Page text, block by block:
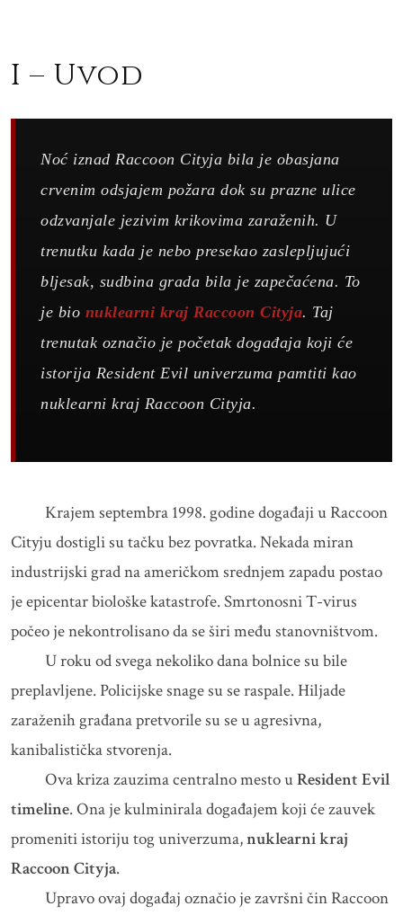
I – Uvod
Noć iznad Raccoon Cityja bila je obasjana
crvenim odsjajem požara dok su prazne ulice
odzvanjale jezivim krikovima zaraženih. U
trenutku kada je nebo presekao zaslepljujući
bljesak, sudbina grada bila je zapečaćena. To
je bio nuklearni kraj Raccoon Cityja. Taj
trenutak označio je početak događaja koji će
istorija Resident Evil univerzuma pamtiti kao
nuklearni kraj Raccoon Cityja.
Krajem septembra 1998. godine događaji u Raccoon
Cityju dostigli su tačku bez povratka. Nekada miran
industrijski grad na američkom srednjem zapadu postao
je epicentar biološke katastrofe. Smrtonosni T-virus
počeo je nekontrolisano da se širi među stanovništvom.
U roku od svega nekoliko dana bolnice su bile
preplavljene. Policijske snage su se raspale. Hiljade
zaraženih građana pretvorile su se u agresivna,
kanibalistička stvorenja.
Ova kriza zauzima centralno mesto uResident Evil
timeline. Ona je kulminirala događajem koji će zauvek
promeniti istoriju tog univerzuma,nuklearni kraj
Raccoon Cityja.
Upravo ovaj događaj označio je završni čin Raccoon